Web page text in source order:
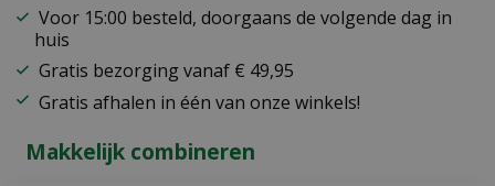
Voor 15:00 besteld, doorgaans de volgende dag in
huis
Gratis bezorging vanaf € 49,95
Gratis afhalen in één van onze winkels!
Makkelijk combineren